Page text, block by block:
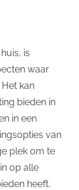
huis
en
elke
is
waar
kan
bieden in
in een
van
plek om te
op alle
heeft.